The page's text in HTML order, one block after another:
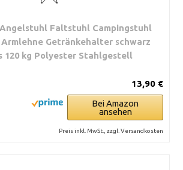
Faltstuhl Campingstuhl
Getränkehalter schwarz
120 kg Polyester Stahlgestell
13,90 €
Bei Amazon
ansehen
Preis inkl. MwSt., zzgl. Versandkosten